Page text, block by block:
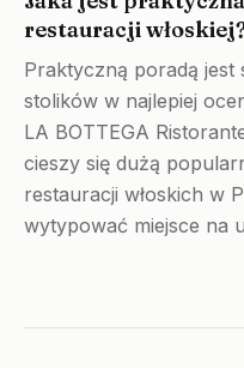
restauracji
Praktyczną poradą jest
stolików w najlepiej
LA BOTTEGA
cieszy się dużą
restauracji włoskich w
wytypować miejsce na